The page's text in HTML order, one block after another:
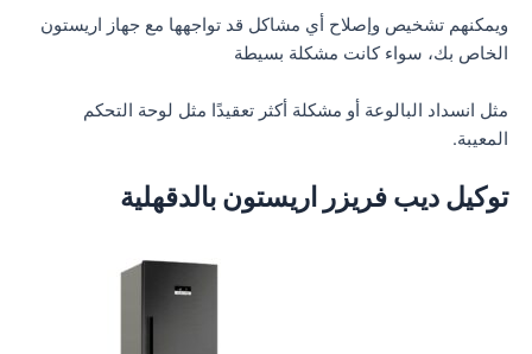
ويمكنهم تشخيص وإصلاح أي مشاكل قد تواجهها مع جهاز اريستون
الخاص بك، سواء كانت مشكلة بسيطة
مثل انسداد البالوعة أو مشكلة أكثر تعقيدًا مثل لوحة التحكم
المعيبة.
توكيل ديب فريزر اريستون بالدقهلية